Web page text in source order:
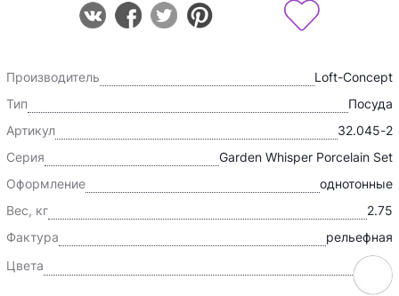
Производитель
Loft-Concept
Тип
Посуда
Артикул
32.045-2
Серия
Garden Whisper Porcelain Set
Оформление
однотонные
Вес, кг
2.75
Фактура
рельефная
Цвета